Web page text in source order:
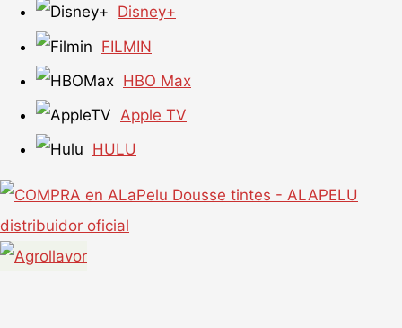
Disney+
FILMIN
HBO Max
Apple TV
HULU